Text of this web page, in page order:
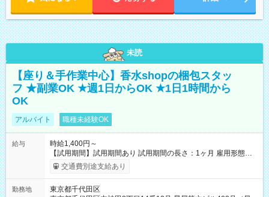
未読
【座り＆手作業中心】香水shopの梱包スタッ
フ ★副業OK ★週1日からOK ★1日1時間から
OK
アルバイト 職種未経験OK
給与
時給1,400円～
【試用期間】試用期間あり 試用期間の長さ：1ヶ月 雇用形態、
給与は本採用時と同じです。
交通費別途支給あり
勤務地
東京都千代田区